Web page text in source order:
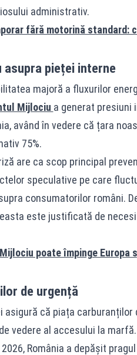
administrativ.
fără motorină standard:
pieței interne
majoră a fluxurilor
Mijlociu a generat presiuni
având în vedere că țara
75%.
are ca scop principal
speculative pe care
consumatorilor români.
este justificată de
poate împinge Europa
de urgență
asigură că piața carburanților
vedere al accesului la
România a depășit